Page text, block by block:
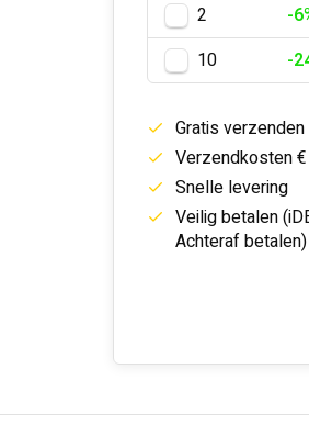
2
-
10
-
Gratis
Verzendkosten
Snelle levering
Veilig betalen
Achteraf betalen)